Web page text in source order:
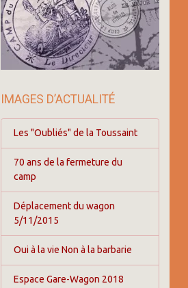
IMAGES D’ACTUALITÉ
Les "Oubliés" de la Toussaint
70 ans de la fermeture du
camp
Déplacement du wagon
5/11/2015
Oui à la vie Non à la barbarie
Espace Gare-Wagon 2018